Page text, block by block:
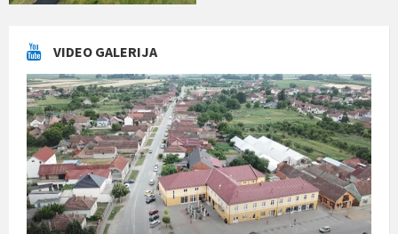
VIDEO GALERIJA